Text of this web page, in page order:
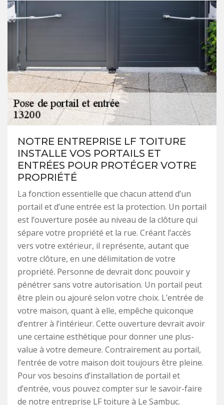
NOTRE ENTREPRISE LF TOITURE
INSTALLE VOS PORTAILS ET
ENTRÉES POUR PROTÉGER VOTRE
PROPRIÉTÉ
La fonction essentielle que chacun attend d’un
portail et d’une entrée est la protection. Un portail
est l’ouverture posée au niveau de la clôture qui
sépare votre propriété et la rue. Créant l’accès
vers votre extérieur, il représente, autant que
votre clôture, en une délimitation de votre
propriété. Personne de devrait donc pouvoir y
pénétrer sans votre autorisation. Un portail peut
être plein ou ajouré selon votre choix. L’entrée de
votre maison, quant à elle, empêche quiconque
d’entrer à l’intérieur. Cette ouverture devrait avoir
une certaine esthétique pour donner une plus-
value à votre demeure. Contrairement au portail,
l’entrée de votre maison doit toujours être pleine.
Pour vos besoins d’installation de portail et
d’entrée, vous pouvez compter sur le savoir-faire
de notre entreprise LF toiture à Le Sambuc.